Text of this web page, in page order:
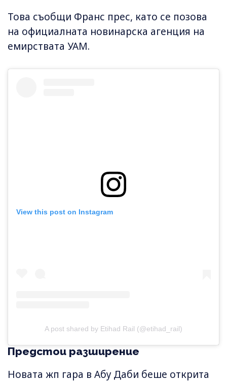
Това съобщи Франс прес, като се позова
на официалната новинарска агенция на
емирствата УАМ.
View this post on Instagram
A post shared by Etihad Rail (@etihad_rail)
Предстои разширение
Новата жп гара в Абу Даби беше открита